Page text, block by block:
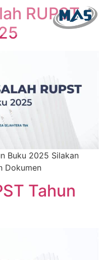
RUPST
Buku 2025 Silakan
Dokumen
Tahun